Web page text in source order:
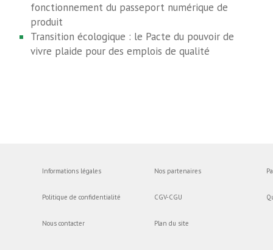
fonctionnement du passeport numérique de
produit
Transition écologique : le Pacte du pouvoir de
vivre plaide pour des emplois de qualité
Informations légales
Politique de confidentialité
Nous contacter
Nos partenaires
CGV-CGU
Plan du site